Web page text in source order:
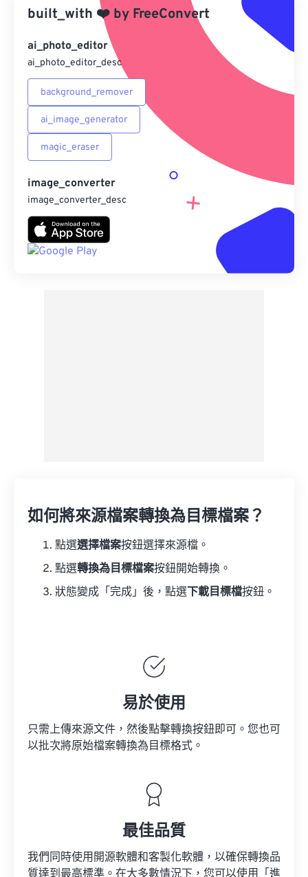
另存為預設
built_with ❤️ by FreeConvert
ai_photo_editor
ai_photo_editor_desc
background_remover
ai_image_generator
magic_eraser
image_converter
image_converter_desc
如何將來源檔案轉換為目標檔案？
點選選擇檔案按鈕選擇來源檔。
點選轉換為目標檔案按鈕開始轉換。
狀態變成「完成」後，點選 下載目標檔按鈕。
易於使用
只需上傳來源文件，然後點擊轉換按鈕即可。您也可
以批次將原始檔案轉換為目標格式。
最佳品質
我們同時使用開源軟體和客製化軟體，以確保轉換品